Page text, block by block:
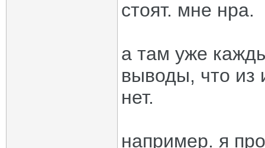
стоят. мне нра.
а там уже
выводы, что из
нет.
например. я